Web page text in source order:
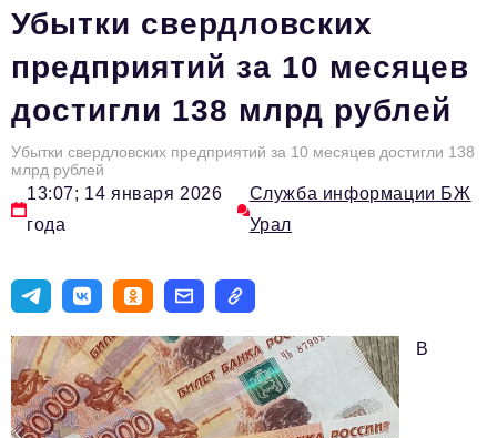
Технологии и тренды
Ниши и рынки
Цитаты
Туризм
Новости
Импортозамещение
ИННОПРОМ
Авторские материалы
Видео
Убытки свердловских
предприятий за 10 месяцев
достигли 138 млрд рублей
Убытки свердловских предприятий за 10 месяцев достигли 138
млрд рублей
13:07; 14 января 2026
года
Служба информации БЖ
Урал
В